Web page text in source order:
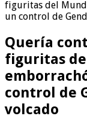
figuritas del
un control de
Quería
figuritas
control de
volcado